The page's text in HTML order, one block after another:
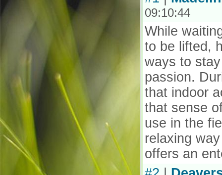
09:10:44
While
to be lifted,
ways to
passion.
that indoor
that sense
use in the
relaxing
offers an